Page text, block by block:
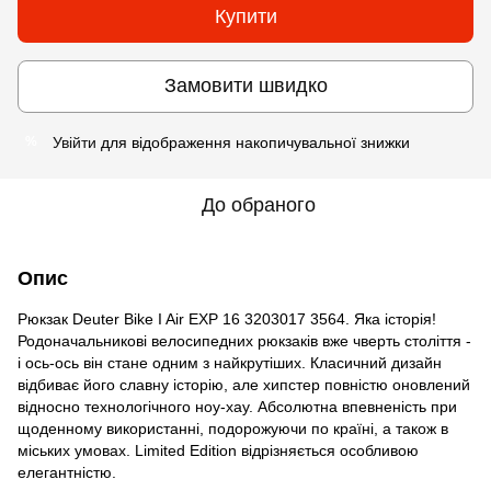
Купити
Замовити швидко
Увійти для відображення накопичувальної знижки
До обраного
Опис
Рюкзак Deuter Bike I Air EXP 16 3203017 3564. Яка історія!
Родоначальникові велосипедних рюкзаків вже чверть століття -
і ось-ось він стане одним з найкрутіших. Класичний дизайн
відбиває його славну історію, але хипстер повністю оновлений
відносно технологічного ноу-хау. Абсолютна впевненість при
щоденному використанні, подорожуючи по країні, а також в
міських умовах. Limited Edition відрізняється особливою
елегантністю.